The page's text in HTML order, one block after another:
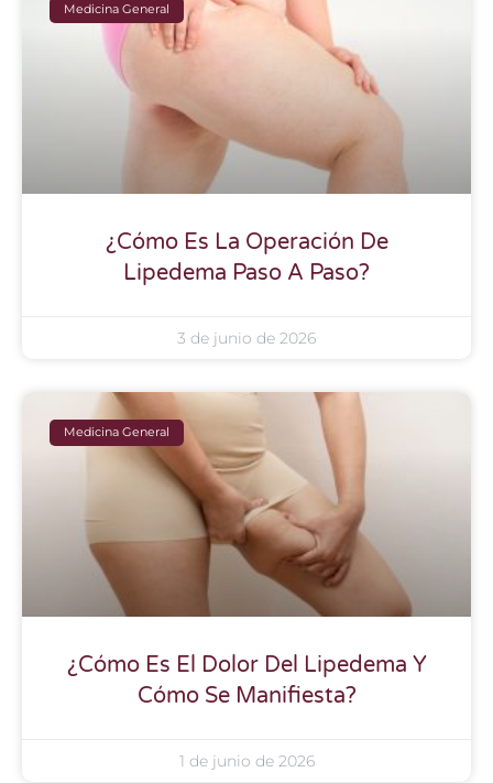
Medicina General
¿Cómo Es La Operación De
Lipedema Paso A Paso?
3 de junio de 2026
Medicina General
¿Cómo Es El Dolor Del Lipedema Y
Cómo Se Manifiesta?
1 de junio de 2026